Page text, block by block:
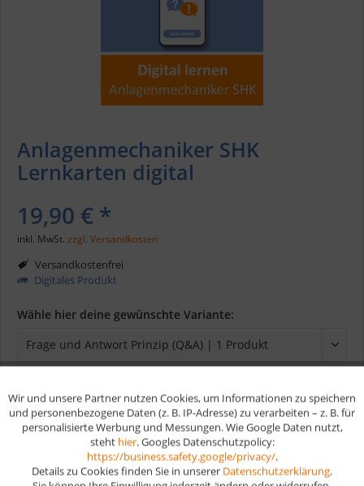
Anlagenmechaniker SHK
Lernkarten digital
19,90 € *
inkl. MwSt. zzgl. Versandkosten
Versandkostenfrei
Digitales Produkt
Wähle hier deine gewünschte Variante:
In denWarenkorb
Funktionale Aktiv
Aktiv
Wir und unsere Partner nutzen Cookies, um Informationen zu speichern
und personenbezogene Daten (z. B. IP-Adresse) zu verarbeiten – z. B. für
personalisierte Werbung und Messungen. Wie Google Daten nutzt,
steht hier. Googles Datenschutzpolicy:
https://business.safety.google/privacy/.
Details zu Cookies finden Sie in unserer Datenschutzerklärung.